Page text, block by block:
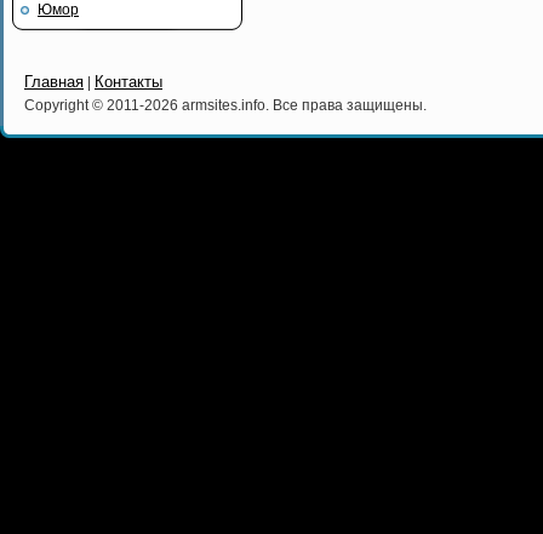
Юмор
Главная Контакты
Copyright © 2011-2026 armsites.info. Все права защищены.